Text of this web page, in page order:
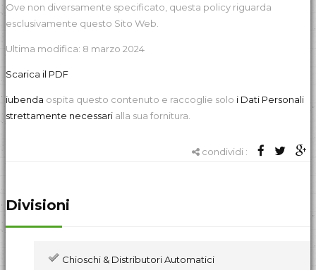
Ove non diversamente specificato, questa policy riguarda
esclusivamente questo Sito Web.
Ultima modifica: 8 marzo 2024
Scarica il PDF
iubenda ospita questo contenuto e raccoglie solo i Dati Personali
strettamente necessari alla sua fornitura.
condividi :
Divisioni
Chioschi & Distributori Automatici